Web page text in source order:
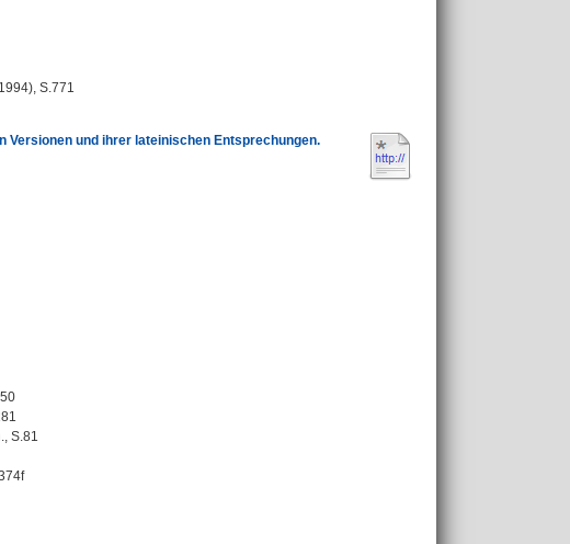
S.771
Versionen und ihrer lateinischen Entsprechungen.
S.81